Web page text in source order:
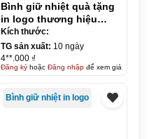
Bình giữ nhiệt quà tặng
in logo thương hiệu
LocknLock Metro Mug
475ml KQ-BGN09
Kích thước:
TG sản xuất: 10 ngày
4**.000 ₫
Đăng kýhoặc Đăng nhậpđể xem giá
Bình giữ nhiệt in logo